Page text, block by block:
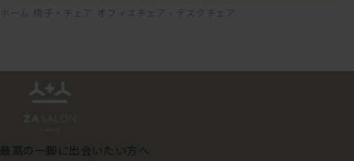
ホーム 椅子・チェア オフィスチェア・デスクチェア
最高の一脚に出会いたい方へ